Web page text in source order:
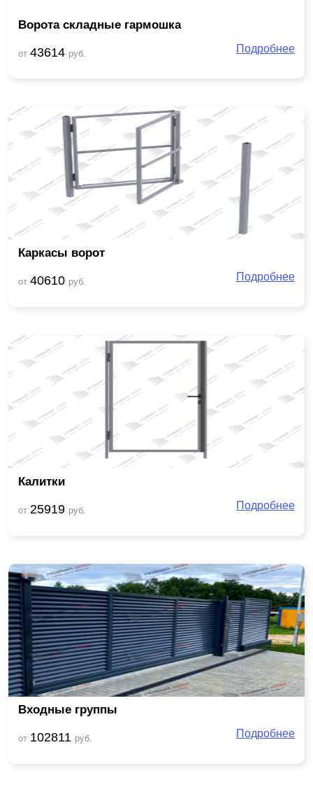
Ворота складные гармошка
от 43614 руб. Подробнее
Каркасы ворот
от 40610 руб. Подробнее
Калитки
от 25919 руб. Подробнее
Входные группы
от 102811 руб. Подробнее